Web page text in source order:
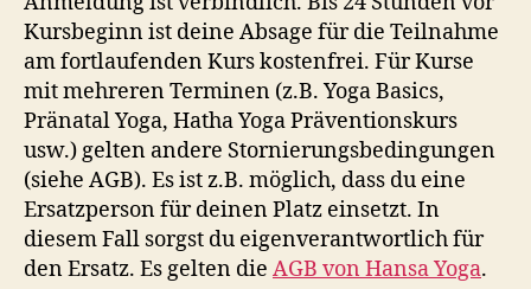
Kursbeginn ist deine Absage für die Teilnahme
am fortlaufenden Kurs kostenfrei. Für Kurse
mit mehreren Terminen (z.B. Yoga Basics,
Pränatal Yoga, Hatha Yoga Präventionskurs
usw.) gelten andere Stornierungsbedingungen
(siehe AGB). Es ist z.B. möglich, dass du eine
Ersatzperson für deinen Platz einsetzt. In
diesem Fall sorgst du eigenverantwortlich für
den Ersatz. Es gelten die AGB von Hansa Yoga.